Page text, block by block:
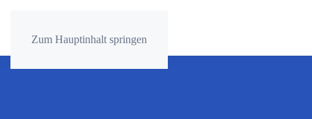
Zum Hauptinhalt springen